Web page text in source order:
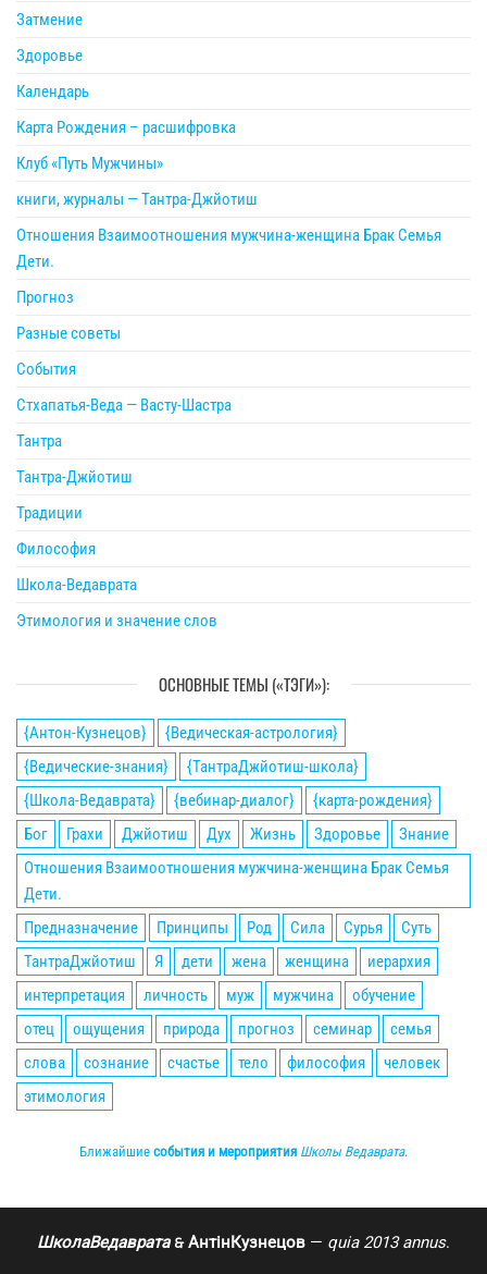
Затмение
Здоровье
Календарь
Карта Рождения – расшифровка
Клуб «Путь Мужчины»
книги, журналы — Тантра-Джйотиш
Отношения Взаимоотношения мужчина-женщина Брак Семья
Дети.
Прогноз
Разные советы
События
Стхапатья-Веда — Васту-Шастра
Тантра
Тантра-Джйотиш
Традиции
Философия
Школа-Ведаврата
Этимология и значение слов
ОСНОВНЫЕ ТЕМЫ («ТЭГИ»):
{Антон-Кузнецов}
{Ведическая-астрология}
{Ведические-знания}
{ТантраДжйотиш-школа}
{Школа-Ведаврата}
{вебинар-диалог}
{карта-рождения}
Бог
Грахи Джйотиш Дух Жизнь Здоровье
Знание
Отношения Взаимоотношения мужчина-женщина Брак Семья
Дети.
Предназначение
Принципы Род Сила Сурья
Суть
ТантраДжйотиш
Я дети жена женщина
иерархия
интерпретация
личность муж мужчина
обучение
отец
ощущения природа прогноз семинар
семья
слова
сознание счастье тело философия
человек
этимология
Ближайшие события и мероприятия Школы Ведаврата.
ШколаВедаврата 🙲 АнтінКузнецов — quia 2013 annus.